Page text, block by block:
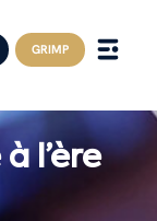
GRIMP
l’ère